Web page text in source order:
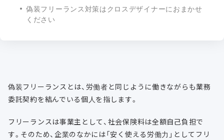
偽装フリーランス対策はクロスデザイナーにおまかせ
ください
偽装フリーランスとは、労働者と同じように働きながらも業務
委託契約を結んでいる個人を指します。
フリーランスは事業主として、社会保険料は全額自己負担で
す。そのため、企業のなかには「安く使える労働力」としてフリ